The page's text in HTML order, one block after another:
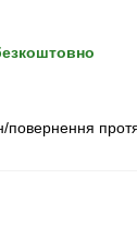
повернення